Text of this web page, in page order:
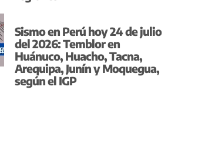
Sismo en Perú hoy 24 de julio
del 2026: Temblor en
Huánuco, Huacho, Tacna,
Arequipa, Junín y Moquegua,
según el IGP